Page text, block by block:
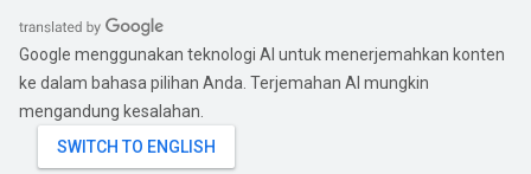
Google menggunakan teknologi AI untuk menerjemahkan konten
ke dalam bahasa pilihan Anda. Terjemahan AI mungkin
mengandung kesalahan.